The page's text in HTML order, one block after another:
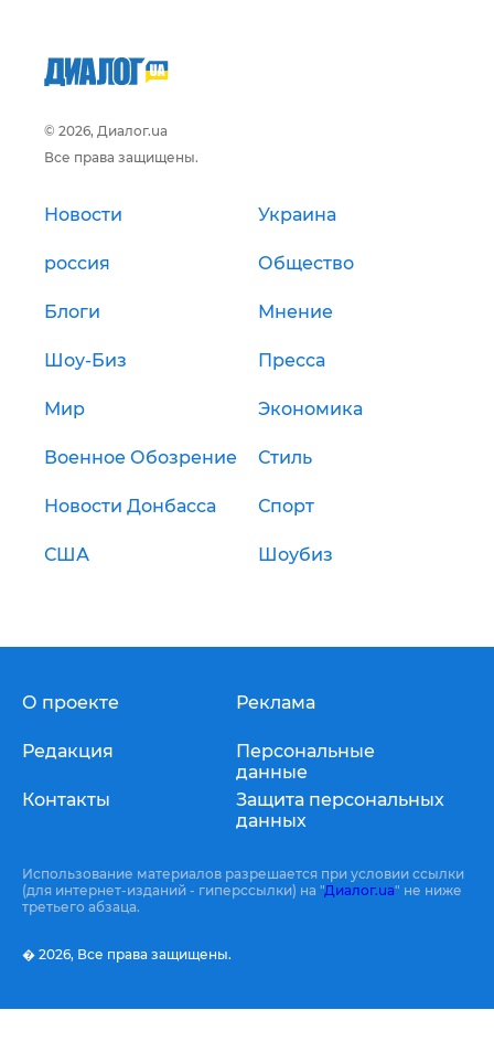
© 2026, Диалог.ua
Все права защищены.
Новости Украина
россия Общество
Блоги Мнение
Шоу-Биз Пресса
Мир Экономика
Военное Обозрение Стиль
Новости Донбасса Спорт
США Шоубиз
О проекте
Редакция
Контакты
Реклама
Персональные
данные
Защита персональных
данных
Использование материалов разрешается при условии ссылки
(для интернет-изданий - гиперссылки) на "Диалог.ua" не ниже
третьего абзаца.
� 2026, Все права защищены.